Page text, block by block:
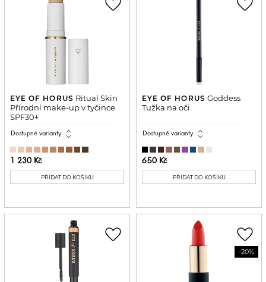
EYE OF HORUS Ritual Skin
Přírodní make-up v tyčince
SPF30+
Dostupné varianty expand_all
1 230 Kč
PŘIDAT DO KOŠÍKU
EYE OF HORUS Goddess
Tužka na oči
Dostupné varianty expand_all
650 Kč
PŘIDAT DO KOŠÍKU
favorite_border
-20%
favorite_border